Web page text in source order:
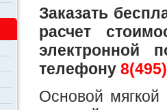
Заказать
расчет
электронной
телефону
Основой